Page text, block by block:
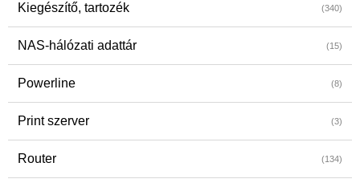
Kiegészítő, tartozék (340)
NAS-hálózati adattár (15)
Powerline (8)
Print szerver (3)
Router (134)